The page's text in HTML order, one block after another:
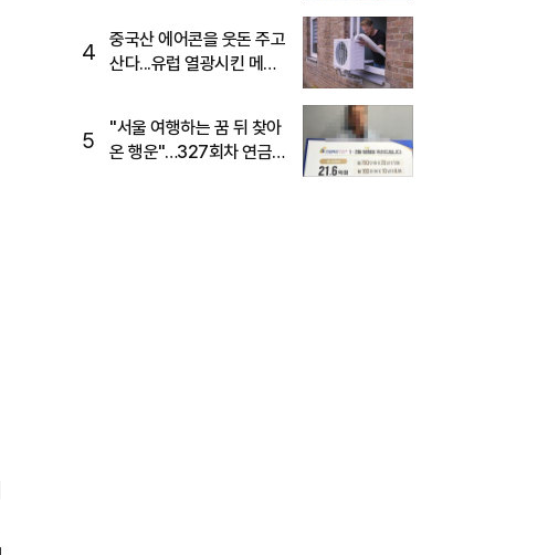
4
중국산 에어콘을 웃돈 주고
산다...유럽 열광시킨 메이
5
"서울 여행하는 꿈 뒤 찾아
온 행운"…327회차 연금